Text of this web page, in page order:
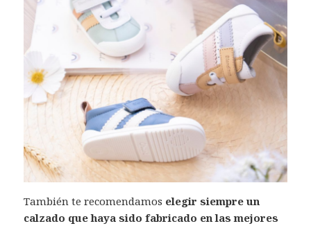
También te recomendamos elegir siempre un
calzado que haya sido fabricado en las mejores